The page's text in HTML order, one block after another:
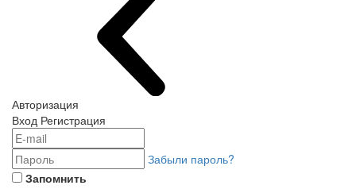
Авторизация
Вход Регистрация
Забыли пароль?
Запомнить